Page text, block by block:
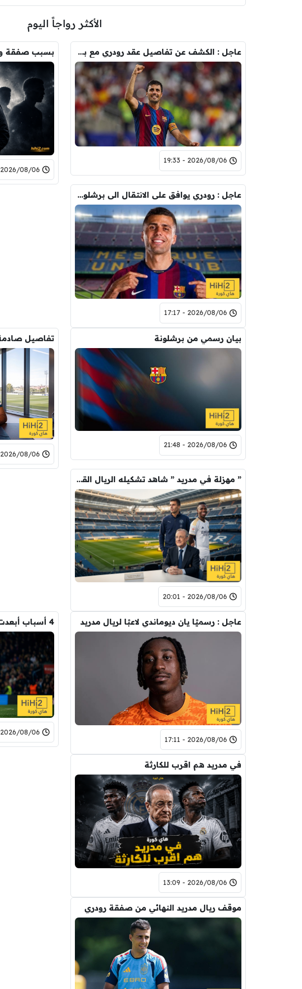
الأكثر رواجاً اليوم
عاجل : الكشف عن تفاصيل عقد رودري مع برشلونة.. قيمة الصفقة والراتب
2026/08/06 - 19:33
2026/08/06 - 13:55
عاجل : رودري يوافق على الانتقال الى برشلونة.. 3 أسباب وراء قراره
2026/08/06 - 17:17
بيان رسمي من برشلونة
2026/08/06 - 21:48
2026/08/06 - 18:54
” مهزلة في مدريد ” شاهد تشكيله الريال القادمه لاكتساح المركز الثاني
2026/08/06 - 20:01
عاجل : رسميًا يان ديوماندي لاعبًا لريال مدريد
2026/08/06 - 17:11
2026/08/06 - 19:56
في مدريد هم اقرب للكارثة
2026/08/06 - 13:09
موقف ريال مدريد النهائي من صفقة رودري